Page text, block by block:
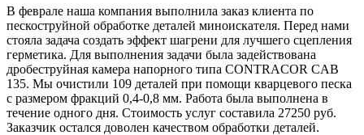
В феврале наша компания выполнила заказ клиента по
пескоструйной обработке деталей миноискателя. Перед нами
стояла задача создать эффект шагрени для лучшего сцепления
герметика. Для выполнения задачи была задействована
дробеструйная камера напорного типа CONTRACOR CAB
135. Мы очистили 109 деталей при помощи кварцевого песка
с размером фракций 0,4-0,8 мм. Работа была выполнена в
течение одного дня. Стоимость услуг составила 27250 руб.
Заказчик остался доволен качеством обработки деталей.